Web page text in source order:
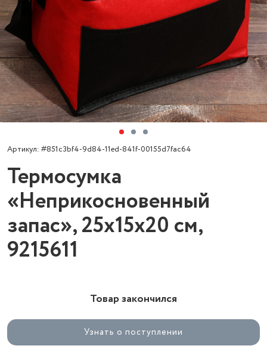
Артикул: #851c3bf4-9d84-11ed-841f-00155d7fac64
Термосумка
«Неприкосновенный
запас», 25x15x20 см,
9215611
Товар закончился
Узнать о поступлении